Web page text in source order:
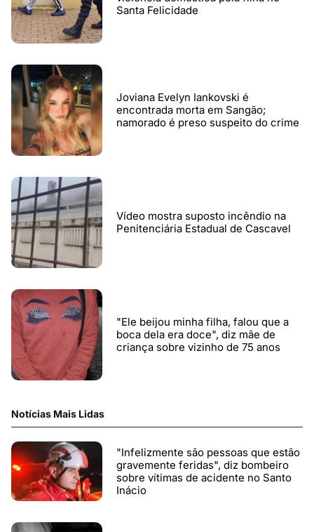
Santa Felicidade
Joviana Evelyn Iankovski é
encontrada morta em Sangão;
namorado é preso suspeito do crime
Vídeo mostra suposto incêndio na
Penitenciária Estadual de Cascavel
"Ele beijou minha filha, falou que a
boca dela era doce", diz mãe de
criança sobre vizinho de 75 anos
Notícias Mais Lidas
"Infelizmente são pessoas que estão
gravemente feridas", diz bombeiro
sobre vítimas de acidente no Santo
Inácio